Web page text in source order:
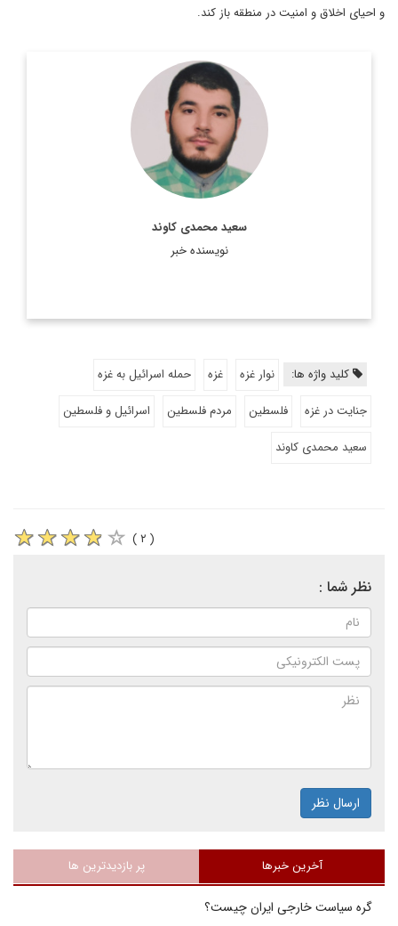
و احیای اخلاق و امنیت در منطقه باز کند.
سعید محمدی کاوند
نویسنده خبر
پژوهشگر، کارشناس مسائل آمریکا و مترجم کتاب های «قدرت
شکننده آمریکا» و «مرثیه ای بر رویایی آمریکایی»
اطلاعات بیشتر
کلید واژه ها: نوار غزه غزه
حمله اسرائیل به غزه
جنایت در غزه
فلسطین مردم فلسطین
اسرائیل و فلسطین
سعید محمدی کاوند
( ۲ )
نظر شما :
ارسال نظر
آخرین خبرها پر بازدیدترین ها
گره سیاست خارجی ایران چیست؟